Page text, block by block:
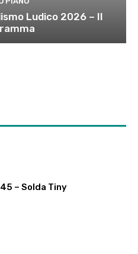
Ludico 2026 – Il
– Solda Tiny